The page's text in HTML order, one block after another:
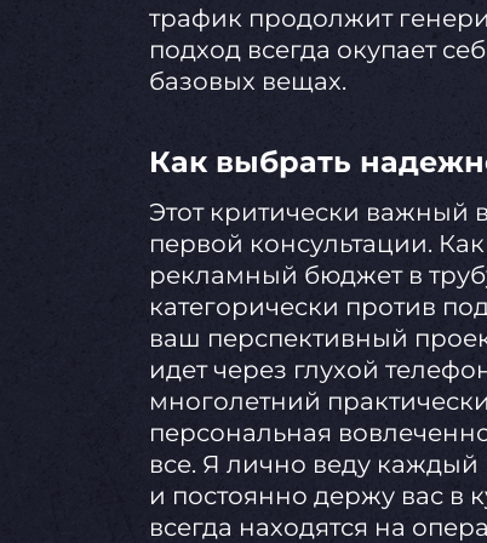
трафик продолжит
подход всегда окупает
базовых вещах.
Как выбрать
Этот критически важный
первой консультации.
рекламный бюджет в
категорически против
ваш перспективный
идет через глухой
многолетний
персональная
все. Я лично веду
и постоянно держу вас в
всегда находятся на